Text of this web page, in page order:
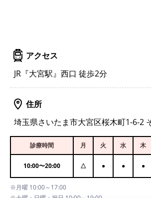
アクセス
JR『大宮駅』西口 徒歩2分
住所
埼玉県さいたま市大宮区桜木町1-6-2
診療時間 月 火 水 木
10:00〜20:00 △ ● ● ●
※月曜 10:00～17:00